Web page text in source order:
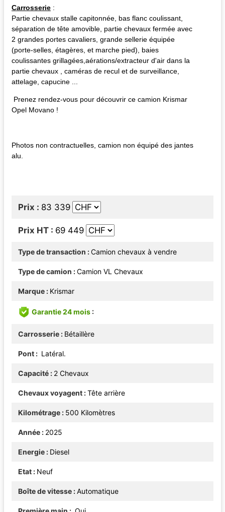
Carrosserie :
Partie chevaux stalle capitonnée, bas flanc coulissant,
séparation de tête amovible, partie chevaux fermée avec
2 grandes portes cavaliers, grande sellerie équipée
(porte-selles, étagères, et marche pied), baies
coulissantes grillagées,aérations/extracteur d'air dans la
partie chevaux , caméras de recul et de surveillance,
attelage, capucine ...
Prenez rendez-vous pour découvrir ce camion Krismar
Opel Movano !
Photos non contractuelles, camion non équipé des jantes
alu.
Prix 83 339
Prix HT 69 449
Type de transaction Camion chevaux à vendre
Type de camion Camion VL Chevaux
Marque Krismar
Garantie 24 mois
Carrosserie Bétaillère
Pont Latéral.
Capacité 2 Chevaux
Chevaux voyagent Tête arrière
Kilométrage 500 Kilomètres
Année 2025
Energie Diesel
Etat Neuf
Boîte de vitesse Automatique